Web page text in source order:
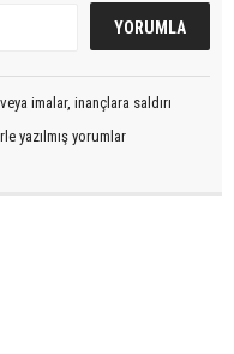
imalar, inançlara saldırı
yazılmış yorumlar